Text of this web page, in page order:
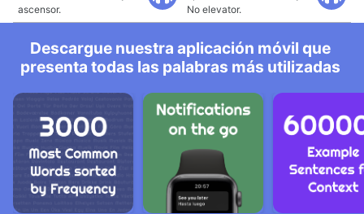
ascensor.
No elevator.
Descargue nuestra aplicación móvil que
presenta todas las palabras más utilizadas